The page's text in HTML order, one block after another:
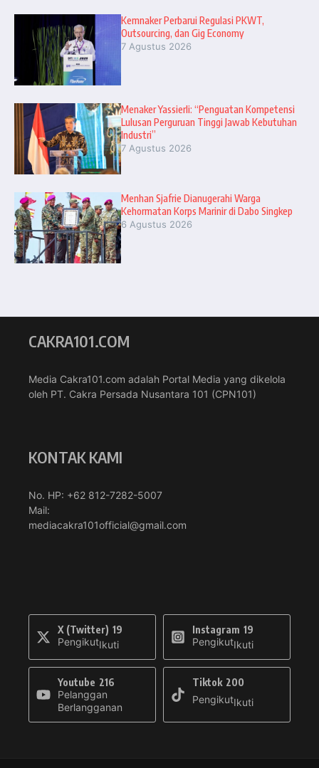
Kemnaker Perbarui Regulasi PKWT,
Outsourcing, dan Gig Economy
7 Agustus 2026
Menaker Yassierli: “Penguatan Kompetensi
Lulusan Perguruan Tinggi Jawab Kebutuhan
Industri”
7 Agustus 2026
Menhan Sjafrie Dianugerahi Warga
Kehormatan Korps Marinir di Dabo Singkep
6 Agustus 2026
CAKRA101.COM
Media Cakra101.com adalah Portal Media yang dikelola
oleh PT. Cakra Persada Nusantara 101 (CPN101)
KONTAK KAMI
No. HP: +62 812-7282-5007
Mail:
mediacakra101official@gmail.com
X (Twitter) 19
PengikutIkuti
Instagram 19
PengikutIkuti
Youtube 216
Pelanggan
Berlangganan
Tiktok 200
PengikutIkuti